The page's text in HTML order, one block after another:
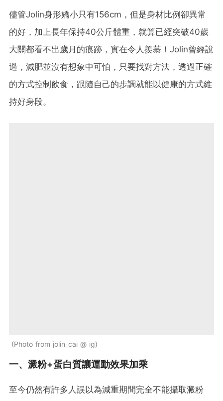
儘管Jolin身形嬌小只有156cm，但是身材比例卻異常
的好，加上長年保持40公斤體重，就算已經突破40歲
大關都看不出歲月的痕跡，實在令人羨慕！Jolin曾經說
過，減肥並沒有想象中可怕，只要找對方法，透過正確
的方式控制飲食，跟隨自己的步調就能以健康的方式維
持好身段。
Photo from jolin_cai @ ig
一、澱粉+蛋白質讓運動效果加乘
至今仍然有許多人誤以為減重期間完全不能攝取澱粉